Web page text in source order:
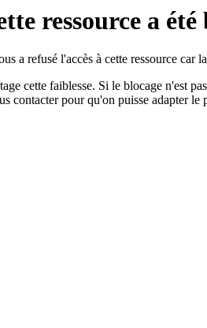
ressource a
a refusé l'accès à cette ressource car
cette faiblesse. Si le blocage n'est
contacter pour qu'on puisse adapter le